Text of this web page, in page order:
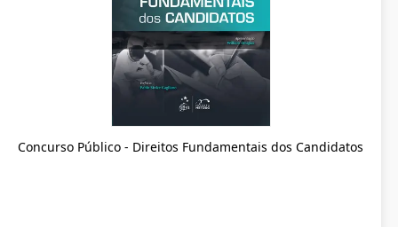
Concurso Público - Direitos Fundamentais dos Candidatos